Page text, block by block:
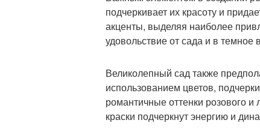
подчеркивает их красоту и
акценты, выделяя наиболее
удовольствие от сада и в темное
Великолепный сад также
использованием цветов,
романтичные оттенки розового и
краски подчеркнут энергию и